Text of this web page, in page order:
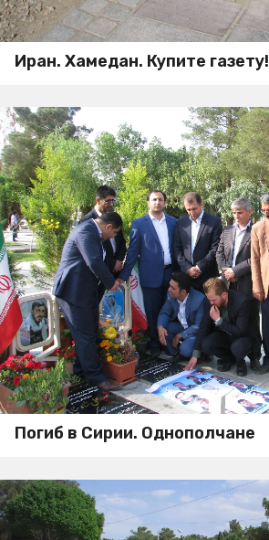
Иран. Хамедан. Купите газету!
Погиб в Сирии. Однополчане